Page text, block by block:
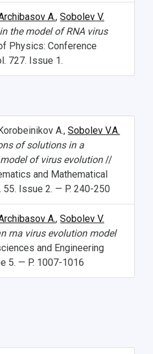
A.,Sobolev V.
the model of RNA virus
Physics: Conference
727. Issue 1.
A.,Sobolev V.A.
of solutions in a
of virus evolution//
and Mathematical
Issue 2. — P. 240-250
A.,Sobolev V.
rna virus evolution model
and Engineering
5. — P. 1007-1016